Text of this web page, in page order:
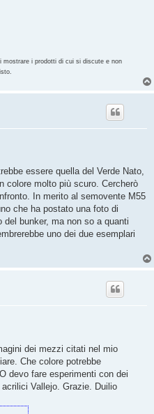
mostrare i prodotti di cui si discute e non
essere quella del Verde Nato,
colore molto più scuro. Cercherò
In merito al semovente M55
che ha postato una foto di
bunker, ma non so a quanti
uno dei due esemplari
dei mezzi citati nel mio
Che colore potrebbe
devo fare esperimenti con dei
Vallejo. Grazie. Duilio